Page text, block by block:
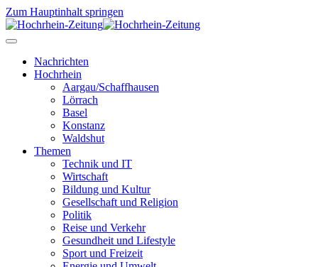
Zum Hauptinhalt springen
Nachrichten
Hochrhein
Aargau/Schaffhausen
Lörrach
Basel
Konstanz
Waldshut
Themen
Technik und IT
Wirtschaft
Bildung und Kultur
Gesellschaft und Religion
Politik
Reise und Verkehr
Gesundheit und Lifestyle
Sport und Freizeit